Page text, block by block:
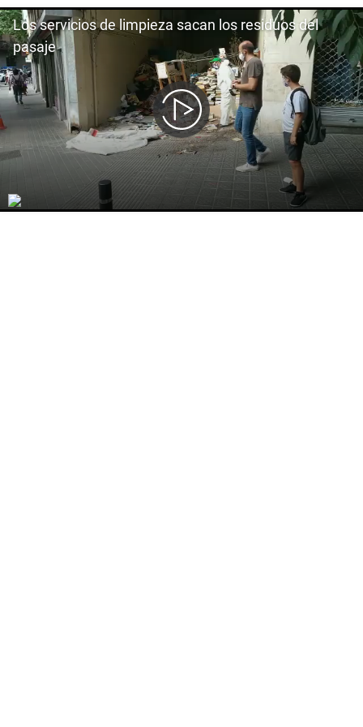
Los servicios de limpieza sacan los residuos del
pasaje